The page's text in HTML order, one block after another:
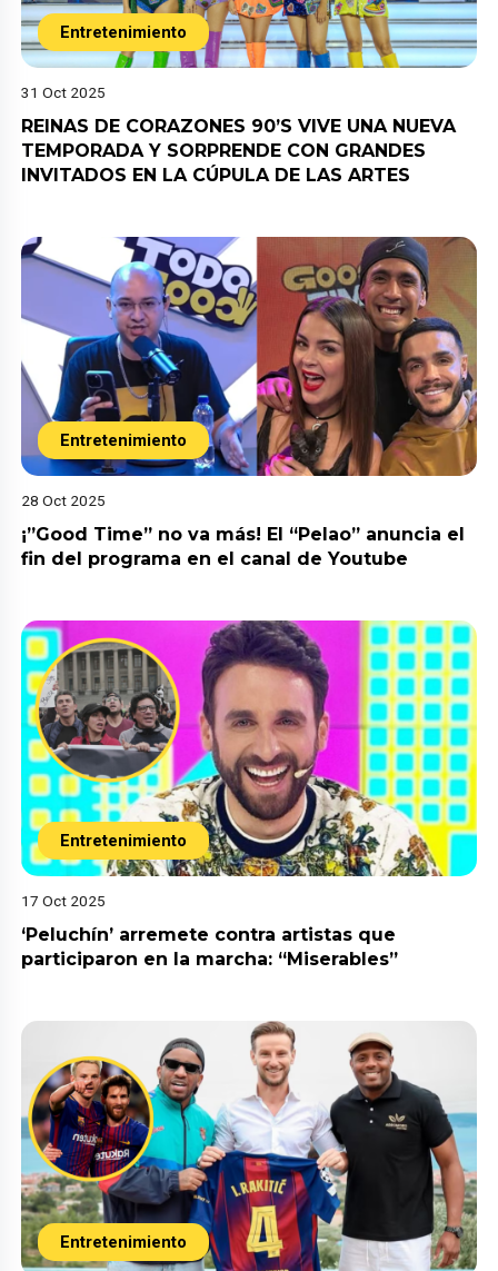
Entretenimiento
31 Oct 2025
REINAS DE CORAZONES 90’S VIVE UNA NUEVA
TEMPORADA Y SORPRENDE CON GRANDES
INVITADOS EN LA CÚPULA DE LAS ARTES
Entretenimiento
28 Oct 2025
¡”Good Time” no va más! El “Pelao” anuncia el
fin del programa en el canal de Youtube
Entretenimiento
17 Oct 2025
‘Peluchín’ arremete contra artistas que
participaron en la marcha: “Miserables”
Entretenimiento